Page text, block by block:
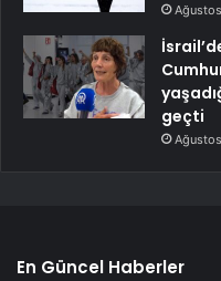
geçti
En Güncel Haberler